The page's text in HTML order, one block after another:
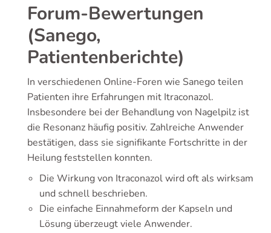
Forum-Bewertungen
(Sanego,
Patientenberichte)
In verschiedenen Online-Foren wie Sanego teilen
Patienten ihre Erfahrungen mit Itraconazol.
Insbesondere bei der Behandlung von Nagelpilz ist
die Resonanz häufig positiv. Zahlreiche Anwender
bestätigen, dass sie signifikante Fortschritte in der
Heilung feststellen konnten.
Die Wirkung von Itraconazol wird oft als wirksam
und schnell beschrieben.
Die einfache Einnahmeform der Kapseln und
Lösung überzeugt viele Anwender.